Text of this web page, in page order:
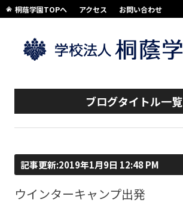
桐蔭学園TOPへ アクセス お問い合わせ
ブログタイトル一覧
記事更新:2019年1月9日 12:48 PM
ウインターキャンプ出発